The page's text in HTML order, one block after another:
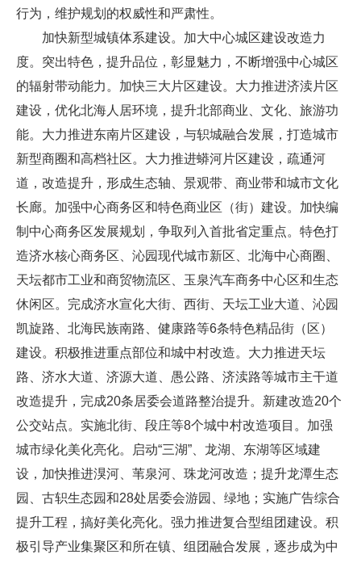
行为，维护规划的权威性和严肃性。
加快新型城镇体系建设。加大中心城区建设改造力
度。突出特色，提升品位，彰显魅力，不断增强中心城区
的辐射带动能力。加快三大片区建设。大力推进济渎片区
建设，优化北海人居环境，提升北部商业、文化、旅游功
能。大力推进东南片区建设，与轵城融合发展，打造城市
新型商圈和高档社区。大力推进蟒河片区建设，疏通河
道，改造提升，形成生态轴、景观带、商业带和城市文化
长廊。加强中心商务区和特色商业区（街）建设。加快编
制中心商务区发展规划，争取列入首批省定重点。特色打
造济水核心商务区、沁园现代城市新区、北海中心商圈、
天坛都市工业和商贸物流区、玉泉汽车商务中心区和生态
休闲区。完成济水宣化大街、西街、天坛工业大道、沁园
凯旋路、北海民族南路、健康路等6条特色精品街（区）
建设。积极推进重点部位和城中村改造。大力推进天坛
路、济水大道、济源大道、愚公路、济渎路等城市主干道
改造提升，完成20条居委会道路整治提升。新建改造20个
公交站点。实施北街、段庄等8个城中村改造项目。加强
城市绿化美化亮化。启动“三湖”、龙湖、东湖等区域建
设，加快推进湨河、苇泉河、珠龙河改造；提升龙潭生态
园、古轵生态园和28处居委会游园、绿地；实施广告综合
提升工程，搞好美化亮化。强力推进复合型组团建设。积
极引导产业集聚区和所在镇、组团融合发展，逐步成为中